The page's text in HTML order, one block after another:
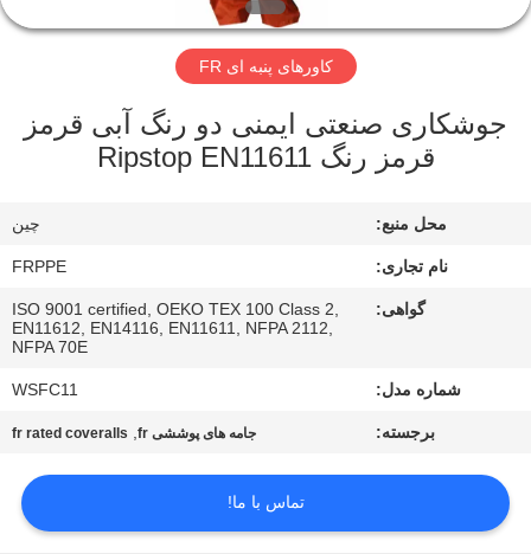
تور
بگیرید
درخواست
نقل
کاورهای پنبه ای FR
جوشکاری صنعتی ایمنی دو رنگ آبی قرمز
قرمز رنگ Ripstop EN11611
محل منبع: چين
نام تجاری: FRPPE
گواهی:
ISO 9001 certified, OEKO TEX 100 Class 2,
EN11612, EN14116, EN11611, NFPA 2112,
NFPA 70E
شماره مدل: WSFC11
برجسته: جامه های پوششی fr ,
fr rated coveralls
تماس با ما!